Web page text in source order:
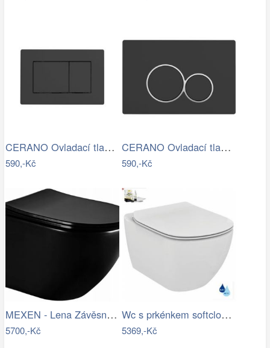
CERANO Ovladací tlačítko WC modulů Lite…
590,-Kč
CERANO Ovladací tlačítko WC modulů Lite…
590,-Kč
MEXEN - Lena Závěsná WC mísa včetně…
5700,-Kč
Wc s prkénkem softclose závěsné Ideal…
5369,-Kč